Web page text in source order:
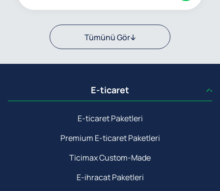
Tümünü Gör
E-ticaret
E-ticaret Paketleri
Premium E-ticaret Paketleri
Ticimax Custom-Made
E-ihracat Paketleri